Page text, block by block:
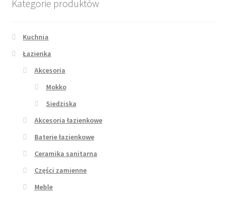
Kategorie produktów
Kuchnia
Łazienka
Akcesoria
Mokko
Siedziska
Akcesoria łazienkowe
Baterie łazienkowe
Ceramika sanitarna
Części zamienne
Meble